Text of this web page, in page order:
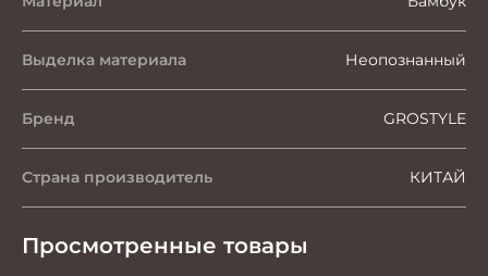
Выделка материала Неопознанный
Бренд GROSTYLE
Страна производитель КИТАЙ
Просмотренные товары